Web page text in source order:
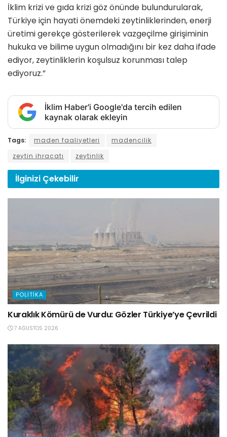
İklim krizi ve gıda krizi göz önünde bulundurularak,
Türkiye için hayati önemdeki zeytinliklerinden, enerji
üretimi gerekçe gösterilerek vazgeçilme girişiminin
hukuka ve bilime uygun olmadığını bir kez daha ifade
ediyor, zeytinliklerin koşulsuz korunması talep
ediyoruz.”
İklim Haber'i Google'da tercih edilen
kaynak olarak ekleyin
Tags: maden faaliyetleri
madencilik
zeytin ihracatı
zeytinlik
İlginizi Çekebilir
POLITIKA
Kuraklık Kömürü de Vurdu: Gözler Türkiye’ye Çevrildi
7 AĞUSTOS 2026